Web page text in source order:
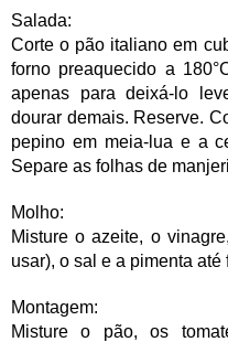
Salada:
Corte o pão italiano em
forno preaquecido a
apenas para deixá-lo
dourar demais. Reserve.
pepino em meia-lua e a
Separe as folhas de
Molho:
Misture o azeite, o
usar), o sal e a pimenta até
Montagem:
Misture o pão, os